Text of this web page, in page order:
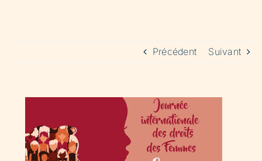
Précédent Suivant